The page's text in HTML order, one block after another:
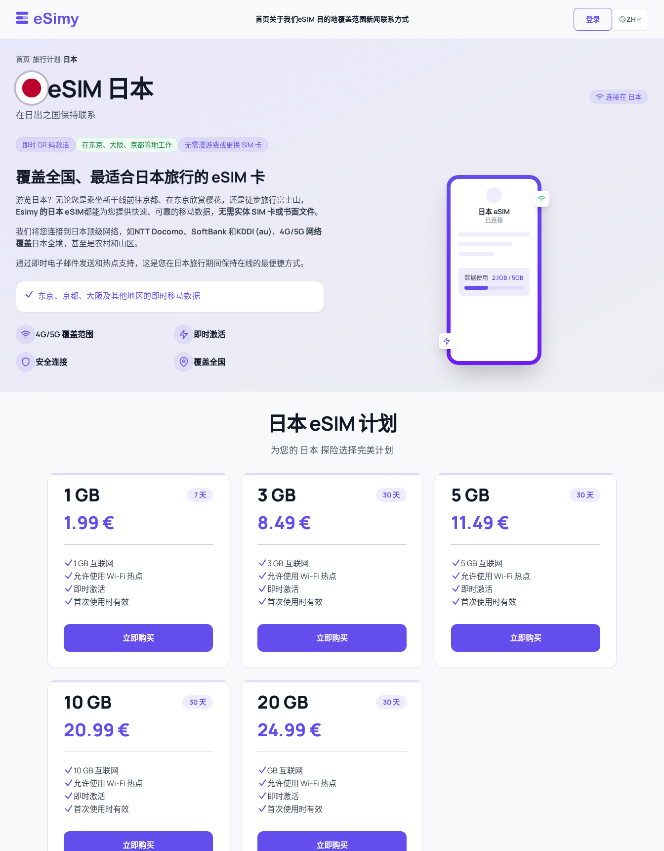
Esimy 首页关于我们eSIM 目的地覆盖范围新闻联系方式 登录 ZH
选择语言
首页/旅行计划/日本
eSIM 日本
在日出之国保持联系
连接在 日本
即时 QR 码激活 在东京、大阪、京都等地工作 无需漫游费或更换 SIM 卡
覆盖全国、最适合日本旅行的 eSIM 卡
游览日本？无论您是乘坐新干线前往京都、在东京欣赏樱花，还是徒步旅行富士山，
Esimy 的日本 eSIM都能为您提供快速、可靠的移动数据， 无需实体 SIM 卡或书面文件。
我们将您连接到日本顶级网络，如NTT Docomo、 SoftBank和KDDI (au)， 4G/5G 网络
覆盖日本全境，甚至是农村和山区。
通过即时电子邮件发送和热点支持，这是您在日本旅行期间保持在线的最便捷方式。
东京、京都、大阪及其他地区的即时移动数据
4G/5G 覆盖范围 即时激活
安全连接 覆盖全国
日本 eSIM
已连接
数据使用 2.1GB / 5GB
日本 eSIM 计划
为您的 日本 探险选择完美计划
1 GB 7 天
1.99 €
1 GB 互联网
允许使用 Wi-Fi 热点
即时激活
首次使用时有效
立即购买
3 GB 30 天
8.49 €
3 GB 互联网
允许使用 Wi-Fi 热点
即时激活
首次使用时有效
立即购买
5 GB 30 天
11.49 €
5 GB 互联网
允许使用 Wi-Fi 热点
即时激活
首次使用时有效
立即购买
10 GB 30 天
20.99 €
10 GB 互联网
允许使用 Wi-Fi 热点
即时激活
首次使用时有效
立即购买
20 GB 30 天
24.99 €
GB 互联网
允许使用 Wi-Fi 热点
即时激活
首次使用时有效
立即购买